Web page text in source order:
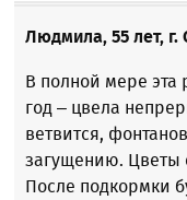
Людмила, 55 лет, г.
В полной мере эта
год – цвела
ветвится,
загущению. Цветы
После подкормки